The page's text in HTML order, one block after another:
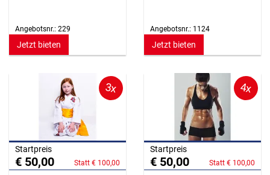
Angebotsnr.: 229
Jetzt bieten
Angebotsnr.: 1124
Jetzt bieten
3x
Startpreis
€ 50,00 Statt € 100,00
4x
Startpreis
€ 50,00 Statt € 100,00